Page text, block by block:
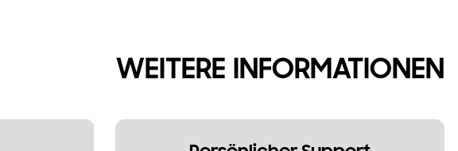
WEITERE INFORMATIONEN